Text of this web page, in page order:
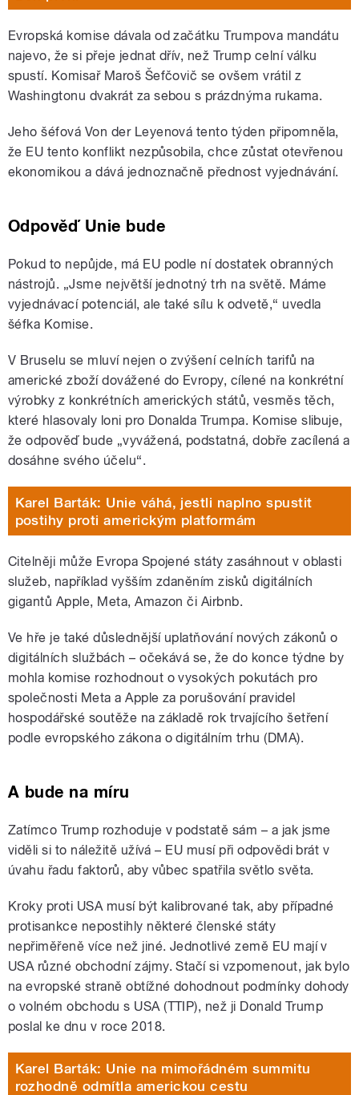
Evropská komise dávala od začátku Trumpova mandátu
najevo, že si přeje jednat dřív, než Trump celní válku
spustí. Komisař Maroš Šefčovič se ovšem vrátil z
Washingtonu dvakrát za sebou s prázdnýma rukama.
Jeho šéfová Von der Leyenová tento týden připomněla,
že EU tento konflikt nezpůsobila, chce zůstat otevřenou
ekonomikou a dává jednoznačně přednost vyjednávání.
Odpověď Unie bude
Pokud to nepůjde, má EU podle ní dostatek obranných
nástrojů. „Jsme největší jednotný trh na světě. Máme
vyjednávací potenciál, ale také sílu k odvetě,“ uvedla
šéfka Komise.
V Bruselu se mluví nejen o zvýšení celních tarifů na
americké zboží dovážené do Evropy, cílené na konkrétní
výrobky z konkrétních amerických států, vesměs těch,
které hlasovaly loni pro Donalda Trumpa. Komise slibuje,
že odpověď bude „vyvážená, podstatná, dobře zacílená a
dosáhne svého účelu“.
Karel Barták: Unie váhá, jestli naplno spustit
postihy proti americkým platformám
Citelněji může Evropa Spojené státy zasáhnout v oblasti
služeb, například vyšším zdaněním zisků digitálních
gigantů Apple, Meta, Amazon či Airbnb.
Ve hře je také důslednější uplatňování nových zákonů o
digitálních službách – očekává se, že do konce týdne by
mohla komise rozhodnout o vysokých pokutách pro
společnosti Meta a Apple za porušování pravidel
hospodářské soutěže na základě rok trvajícího šetření
podle evropského zákona o digitálním trhu (DMA).
A bude na míru
Zatímco Trump rozhoduje v podstatě sám – a jak jsme
viděli si to náležitě užívá– EU musí při odpovědi brát v
úvahu řadu faktorů, aby vůbec spatřila světlo světa.
Kroky proti USA musí být kalibrované tak, aby případné
protisankce nepostihly některé členské státy
nepřiměřeně více než jiné. Jednotlivé země EU mají v
USA různé obchodní zájmy. Stačí si vzpomenout, jak bylo
na evropské straně obtížné dohodnout podmínky dohody
o volném obchodu s USA (TTIP), než ji Donald Trump
poslal ke dnu v roce 2018.
Karel Barták: Unie na mimořádném summitu
rozhodně odmítla americkou cestu